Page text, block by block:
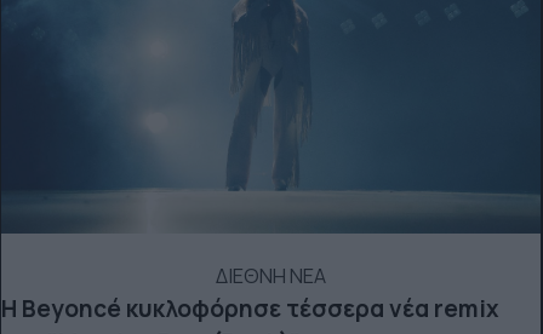
ΔΙΕΘΝΗ ΝΕΑ
Η Beyoncé κυκλοφόρησε τέσσερα νέα remix